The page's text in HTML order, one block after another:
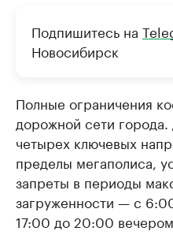
Подпишитесь на
Новосибирск
Полные ограничения
дорожной сети города.
четырех ключевых
пределы мегаполиса,
запреты в периоды
загруженности — с
17:00 до 20:00 вечером.